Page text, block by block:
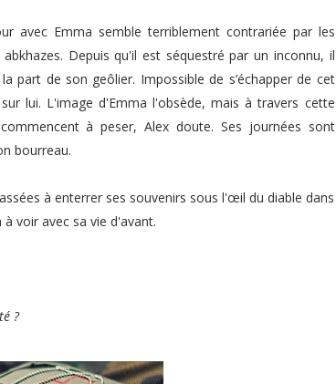
avec Emma semble terriblement contrariée par les
Depuis qu'il est séquestré par un inconnu, il
part de son geôlier. Impossible de s’échapper de cet
lui. L'image d'Emma l'obsède, mais à travers cette
à peser, Alex doute. Ses journées sont
bourreau.
à enterrer ses souvenirs sous l'œil du diable dans
voir avec sa vie d'avant.
?